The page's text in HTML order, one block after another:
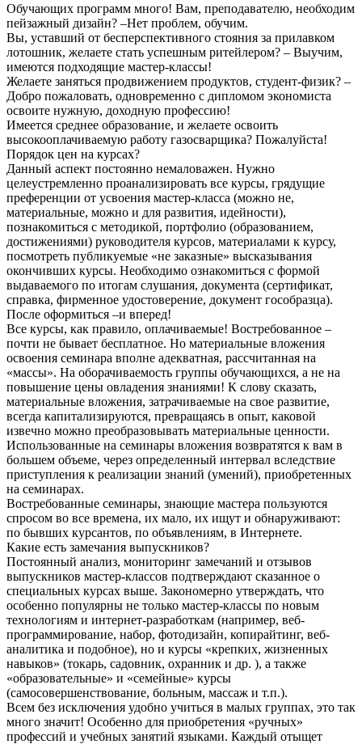
Обучающих программ много! Вам, преподавателю, необходим
пейзажный дизайн? –Нет проблем, обучим.
Вы, уставший от бесперспективного стояния за прилавком
лотошник, желаете стать успешным ритейлером? – Выучим,
имеются подходящие мастер-классы!
Желаете заняться продвижением продуктов, студент-физик? –
Добро пожаловать, одновременно с дипломом экономиста
освоите нужную, доходную профессию!
Имеется среднее образование, и желаете освоить
высокооплачиваемую работу газосварщика? Пожалуйста!
Порядок цен на курсах?
Данный аспект постоянно немаловажен. Нужно
целеустремленно проанализировать все курсы, грядущие
преференции от усвоения мастер-класса (можно не,
материальные, можно и для развития, идейности),
познакомиться с методикой, портфолио (образованием,
достижениями) руководителя курсов, материалами к курсу,
посмотреть публикуемые «не заказные» высказывания
окончивших курсы. Необходимо ознакомиться с формой
выдаваемого по итогам слушания, документа (сертификат,
справка, фирменное удостоверение, документ гособразца).
После оформиться –и вперед!
Все курсы, как правило, оплачиваемые! Востребованное –
почти не бывает бесплатное. Но материальные вложения
освоения семинара вполне адекватная, рассчитанная на
«массы». На оборачиваемость группы обучающихся, а не на
повышение цены овладения знаниями! К слову сказать,
материальные вложения, затрачиваемые на свое развитие,
всегда капитализируются, превращаясь в опыт, каковой
извечно можно преобразовывать материальные ценности.
Использованные на семинары вложения возвратятся к вам в
большем объеме, через определенный интервал вследствие
приступления к реализации знаний (умений), приобретенных
на семинарах.
Востребованные семинары, знающие мастера пользуются
спросом во все времена, их мало, их ищут и обнаруживают:
по бывших курсантов, по объявлениям, в Интернете.
Какие есть замечания выпускников?
Постоянный анализ, мониторинг замечаний и отзывов
выпускников мастер-классов подтверждают сказанное о
специальных курсах выше. Закономерно утверждать, что
особенно популярны не только мастер-классы по новым
технологиям и интернет-разработкам (например, веб-
программирование, набор, фотодизайн, копирайтинг, веб-
аналитика и подобное), но и курсы «крепких, жизненных
навыков» (токарь, садовник, охранник и др. ), а также
«образовательные» и «семейные» курсы
(самосовершенствование, больным, массаж и т.п.).
Всем без исключения удобно учиться в малых группах, это так
много значит! Особенно для приобретения «ручных»
профессий и учебных занятий языками. Каждый отыщет